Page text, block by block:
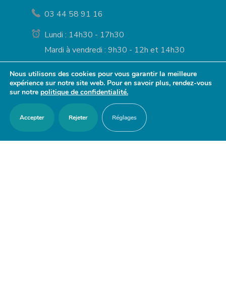
03 44 58 91 16
Lundi : 14h30 - 17h30
Mardi à vendredi : 9h30 - 12h et 14h30
- 17h30
Samedi : 9h30 - 12h
Nous utilisons des cookies pour vous garantir la meilleure
expérience sur notre site web. Pour en savoir plus, rendez-vous
sur notre politique de confidentialité.
Accepter Rejeter Réglages